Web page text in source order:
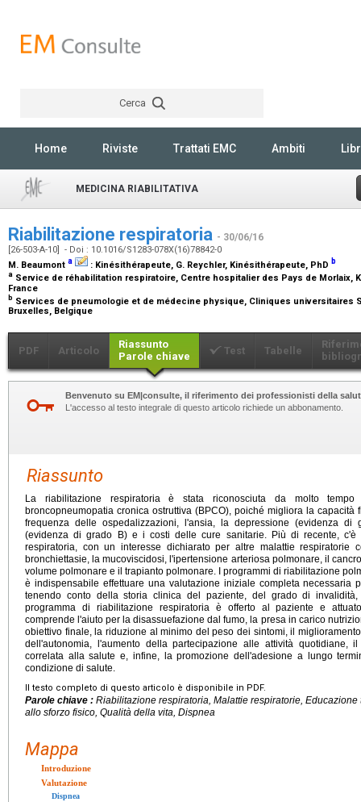
Cerca
Home Riviste Trattati EMC Ambiti
MEDICINA RIABILITATIVA
Riabilitazione respiratoria - 30/06/16
[26-503-A-10] - Doi : 10.1016/S1283-078X(16)78842-0
M. Beaumont a : Kinésithérapeute, G. Reychler, Kinésithérapeute, PhD b
a Service de réhabilitation respiratoire, Centre hospitalier des Pays de Morlaix,
France
b Services de pneumologie et de médecine physique, Cliniques universitaires
Bruxelles, Belgique
PDF Articolo
Riassunto
Parole chiave
Test Tabelle
Benvenuto su EM|consulte, il riferimento dei professionisti della
L'accesso al testo integrale di questo articolo richiede un abbonamento.
Riassunto
La riabilitazione respiratoria è stata riconosciuta da molto
broncopneumopatia cronica ostruttiva (BPCO), poiché migliora la
frequenza delle ospedalizzazioni, l'ansia, la depressione (evidenza
(evidenza di grado B) e i costi delle cure sanitarie. Più di recente, c'è
respiratoria, con un interesse dichiarato per altre malattie respiratorie
bronchiettasie, la mucoviscidosi, l'ipertensione arteriosa polmonare, il
volume polmonare e il trapianto polmonare. I programmi di riabilitazione
è indispensabile effettuare una valutazione iniziale completa necessaria
tenendo conto della storia clinica del paziente, del grado di
programma di riabilitazione respiratoria è offerto al paziente e
comprende l'aiuto per la disassuefazione dal fumo, la presa in carico
obiettivo finale, la riduzione al minimo del peso dei sintomi, il
dell'autonomia, l'aumento della partecipazione alle attività quotidiane,
correlata alla salute e, infine, la promozione dell'adesione a lungo
condizione di salute.
Il testo completo di questo articolo è disponibile in PDF.
Parole chiave : Riabilitazione respiratoria, Malattie respiratorie,
allo sforzo fisico, Qualità della vita, Dispnea
Mappa
Introduzione
Valutazione
Dispnea